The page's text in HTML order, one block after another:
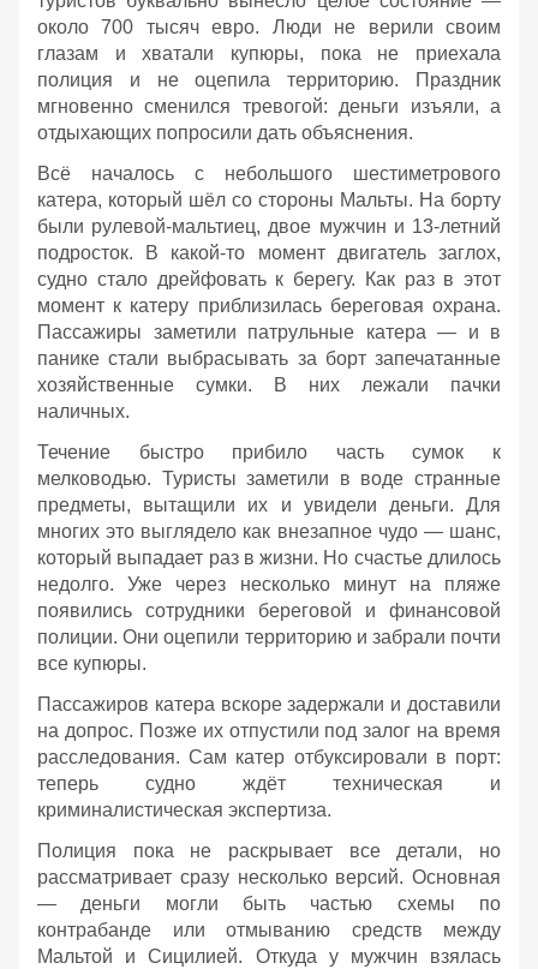
около 700 тысяч евро. Люди не верили своим
глазам и хватали купюры, пока не приехала
полиция и не оцепила территорию. Праздник
мгновенно сменился тревогой: деньги изъяли, а
отдыхающих попросили дать объяснения.
Всё началось с небольшого шестиметрового
катера, который шёл со стороны Мальты. На борту
были рулевой‑мальтиец, двое мужчин и 13‑летний
подросток. В какой‑то момент двигатель заглох,
судно стало дрейфовать к берегу. Как раз в этот
момент к катеру приблизилась береговая охрана.
Пассажиры заметили патрульные катера — и в
панике стали выбрасывать за борт запечатанные
хозяйственные сумки. В них лежали пачки
наличных.
Течение быстро прибило часть сумок к
мелководью. Туристы заметили в воде странные
предметы, вытащили их и увидели деньги. Для
многих это выглядело как внезапное чудо — шанс,
который выпадает раз в жизни. Но счастье длилось
недолго. Уже через несколько минут на пляже
появились сотрудники береговой и финансовой
полиции. Они оцепили территорию и забрали почти
все купюры.
Пассажиров катера вскоре задержали и доставили
на допрос. Позже их отпустили под залог на время
расследования. Сам катер отбуксировали в порт:
теперь судно ждёт техническая и
криминалистическая экспертиза.
Полиция пока не раскрывает все детали, но
рассматривает сразу несколько версий. Основная
— деньги могли быть частью схемы по
контрабанде или отмыванию средств между
Мальтой и Сицилией. Откуда у мужчин взялась